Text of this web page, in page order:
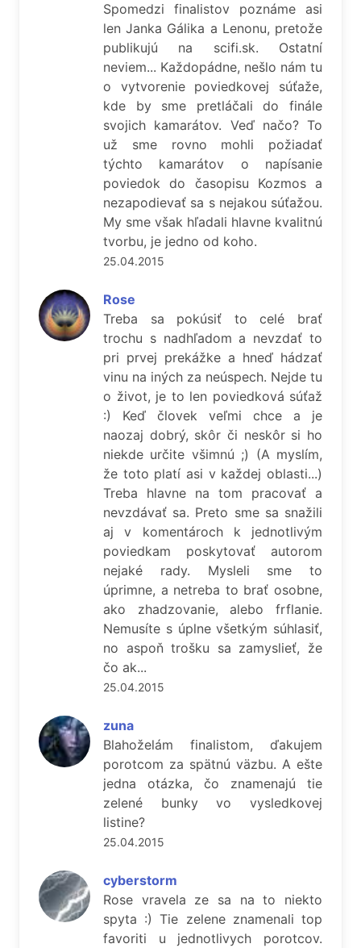
Spomedzi finalistov poznáme asi
len Janka Gálika a Lenonu, pretože
publikujú na scifi.sk. Ostatní
neviem... Každopádne, nešlo nám tu
o vytvorenie poviedkovej súťaže,
kde by sme pretláčali do finále
svojich kamarátov. Veď načo? To
už sme rovno mohli požiadať
týchto kamarátov o napísanie
poviedok do časopisu Kozmos a
nezapodievať sa s nejakou súťažou.
My sme však hľadali hlavne kvalitnú
tvorbu, je jedno od koho.
25.04.2015
Rose
Treba sa pokúsiť to celé brať
trochu s nadhľadom a nevzdať to
pri prvej prekážke a hneď hádzať
vinu na iných za neúspech. Nejde tu
o život, je to len poviedková súťaž
:) Keď človek veľmi chce a je
naozaj dobrý, skôr či neskôr si ho
niekde určite všimnú ;) (A myslím,
že toto platí asi v každej oblasti...)
Treba hlavne na tom pracovať a
nevzdávať sa. Preto sme sa snažili
aj v komentároch k jednotlivým
poviedkam poskytovať autorom
nejaké rady. Mysleli sme to
úprimne, a netreba to brať osobne,
ako zhadzovanie, alebo frflanie.
Nemusíte s úplne všetkým súhlasiť,
no aspoň trošku sa zamyslieť, že
čo ak...
25.04.2015
zuna
Blahoželám finalistom, ďakujem
porotcom za spätnú väzbu. A ešte
jedna otázka, čo znamenajú tie
zelené bunky vo vysledkovej
listine?
25.04.2015
cyberstorm
Rose vravela ze sa na to niekto
spyta :) Tie zelene znamenali top
favoriti u jednotlivych porotcov.